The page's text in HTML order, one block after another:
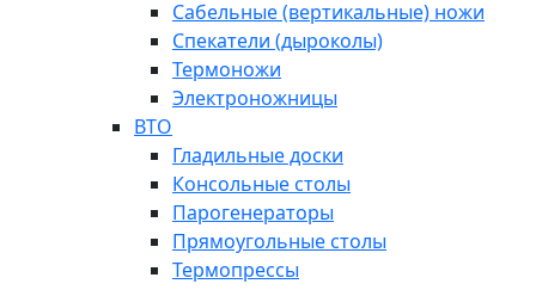
Сабельные (вертикальные) ножи
Спекатели (дыроколы)
Термоножи
Электроножницы
ВТО
Гладильные доски
Консольные столы
Парогенераторы
Прямоугольные столы
Термопрессы